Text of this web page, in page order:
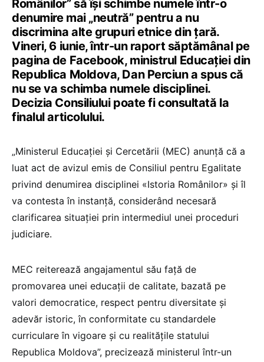
Românilor” să își schimbe numele într-o
denumire mai „neutră” pentru a nu
discrimina alte grupuri etnice din țară.
Vineri, 6 iunie, într-un raport săptămânal pe
pagina de Facebook, ministrul Educației din
Republica Moldova, Dan Perciun a spus că
nu se va schimba numele disciplinei.
Decizia Consiliului poate fi consultată la
finalul articolului.
„Ministerul Educației și Cercetării (MEC) anunță că a
luat act de avizul emis de Consiliul pentru Egalitate
privind denumirea disciplinei «Istoria Românilor» și îl
va contesta în instanță, considerând necesară
clarificarea situației prin intermediul unei proceduri
judiciare.
MEC reiterează angajamentul său față de
promovarea unei educații de calitate, bazată pe
valori democratice, respect pentru diversitate și
adevăr istoric, în conformitate cu standardele
curriculare în vigoare și cu realitățile statului
Republica Moldova”, precizează ministerul într-un